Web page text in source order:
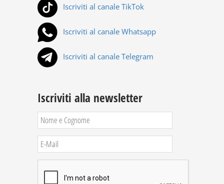
Iscriviti al canale TikTok
Iscriviti al canale Whatsapp
Iscriviti al canale Telegram
Iscriviti alla newsletter